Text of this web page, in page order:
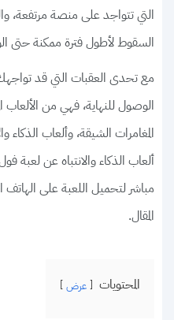
التي تتواجد على منصة
السقوط لأطول فترة ممكنة حتى
مع تحدى العقبات التي قد
الوصول للنهاية، فهي من الألعاب
المغامرات الشيقة، وألعاب الذكاء
مباشر لتحميل اللعبة على الهاتف
المقال.
المحتويات عرض